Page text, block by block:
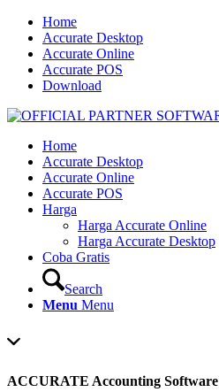
Home
Accurate Desktop
Accurate Online
Accurate POS
Download
Home
Accurate Desktop
Accurate Online
Accurate POS
Harga
Harga Accurate Online
Harga Accurate Desktop
Coba Gratis
Search
Menu Menu
ACCURATE Accounting Software